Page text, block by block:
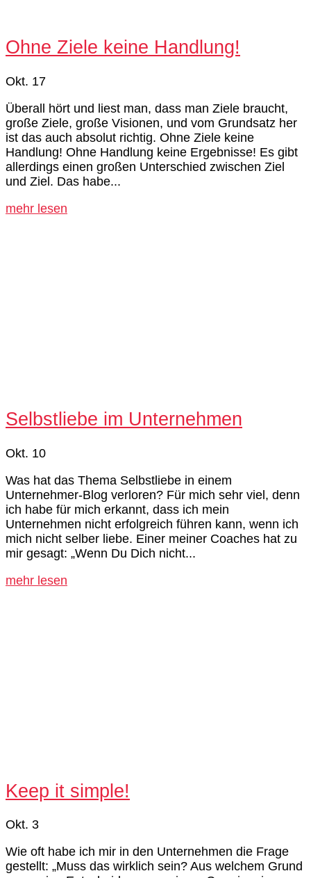
Ohne Ziele keine Handlung!
Okt. 17
Überall hört und liest man, dass man Ziele braucht,
große Ziele, große Visionen, und vom Grundsatz her
ist das auch absolut richtig. Ohne Ziele keine
Handlung! Ohne Handlung keine Ergebnisse! Es gibt
allerdings einen großen Unterschied zwischen Ziel
und Ziel. Das habe...
mehr lesen
Selbstliebe im Unternehmen
Okt. 10
Was hat das Thema Selbstliebe in einem
Unternehmer-Blog verloren? Für mich sehr viel, denn
ich habe für mich erkannt, dass ich mein
Unternehmen nicht erfolgreich führen kann, wenn ich
mich nicht selber liebe. Einer meiner Coaches hat zu
mir gesagt: „Wenn Du Dich nicht...
mehr lesen
Keep it simple!
Okt. 3
Wie oft habe ich mir in den Unternehmen die Frage
gestellt: „Muss das wirklich sein? Aus welchem Grund